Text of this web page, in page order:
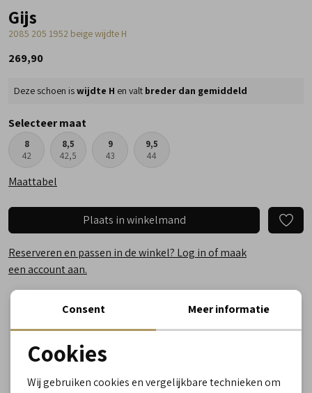
Gijs
2085 205 1952 beige wijdte H
269,90
Deze schoen iswijdte H en valt breder dan gemiddeld
Selecteer maat
8
42
8,5
42,5
9
43
9,5
44
Maattabel
Plaats in winkelmand
Reserveren en passen in de winkel? Log in of maak
een account aan.
Vandaag besteld, woensdag in huis!
Vragen? Wij helpen u graag! Whatsapp of bel ons
Gratis verzending vanaf €50,- (uitgezonderd sale)
Reserveer- en passervice in de winkel!
Noodzakelijke cookies
Consent Meer informatie
Cookies
Wij gebruiken cookies en vergelijkbare technieken om